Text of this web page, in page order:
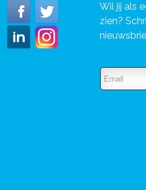
Wil jij als
zien?